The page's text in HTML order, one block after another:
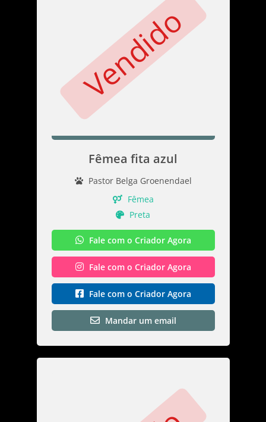
Vendido
Fêmea fita azul
Pastor Belga Groenendael
Fêmea
Preta
Fale com o Criador Agora
Fale com o Criador Agora
Fale com o Criador Agora
Mandar um email